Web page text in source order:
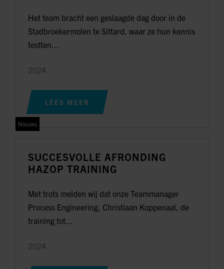
Het team bracht een geslaagde dag door in de
Stadbroekermolen te Sittard, waar ze hun kennis
testten...
2024
LEES MEER
Nieuws
SUCCESVOLLE AFRONDING
HAZOP TRAINING
Met trots melden wij dat onze Teammanager
Process Engineering, Christiaan Koppenaal, de
training tot...
2024